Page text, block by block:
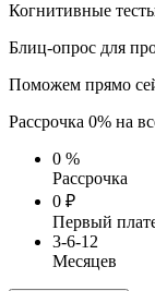
Когнитивные
Блиц-опрос для
Поможем прямо
Рассрочка 0% на
0 %
Рассрочка
0 ₽
Первый
3-6-12
Месяцев